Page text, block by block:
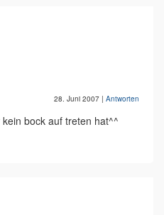
28. Juni 2007 | Antworten
bock auf treten hat^^